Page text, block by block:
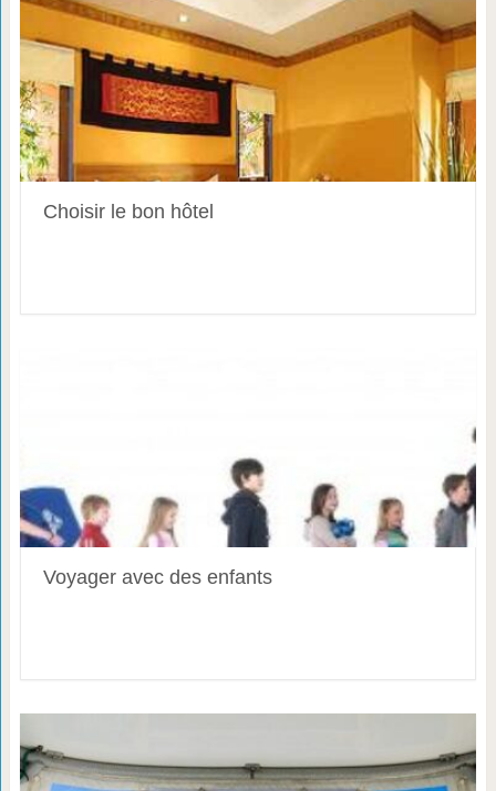
Choisir le bon hôtel
Voyager avec des enfants